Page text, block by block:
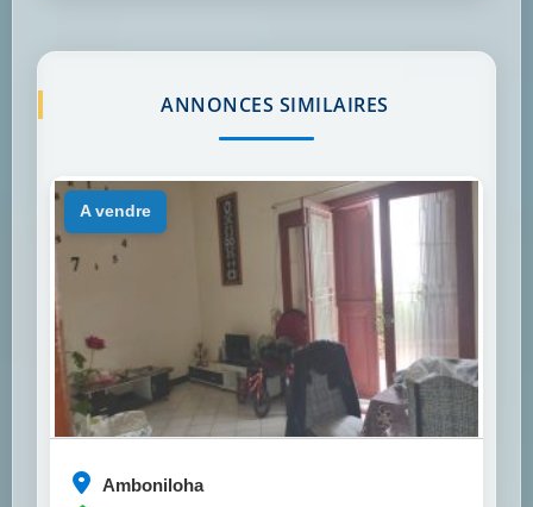
ANNONCES SIMILAIRES
Amboniloha
a vendre